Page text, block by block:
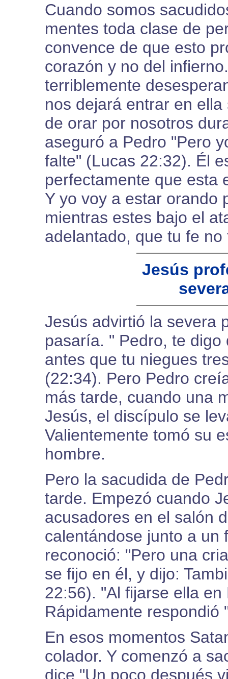
Cuando somos
mentes toda clase de
convence de que esto
corazón y no del
terriblemente
nos dejará entrar en
de orar por nosotros
aseguró a Pedro "Pero
falte" (Lucas 22:32). Él
perfectamente que esta
Y yo voy a estar orando
mientras estes bajo el
adelantado, que tu fe no
Jesús
Jesús advirtió la severa
pasaría. " Pedro, te
antes que tu niegues
(22:34). Pero Pedro
más tarde, cuando una
Jesús, el discípulo se
Valientemente tomó su
hombre.
Pero la sacudida de
tarde. Empezó cuando
acusadores en el salón
calentándose junto a un
reconoció: "Pero una
se fijo en él, y dijo:
22:56). "Al fijarse ella
Rápidamente respondió
En esos momentos
colador. Y comenzó a
dice "Un poco después